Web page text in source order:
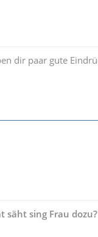
dir paar gute
säht sing Frau dozu?